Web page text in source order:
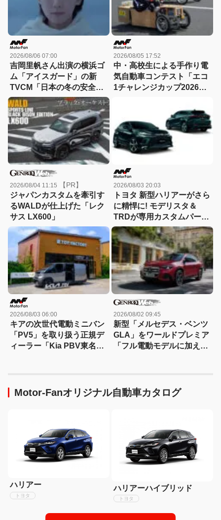
2026/08/06 07:00
吉岡里帆さん出演の横浜ゴ
ム「アイスガード」の新
TVCM「日本の冬の安全
は、スタッドレスタイヤが
守る。」が8月から放映開
始！
2026/08/05 17:52
中・高校生による手作り電
気自動車コンテスト「エコ
1チャレンジカップ2026」
2026/08/04 11:15 【PR】
ジャパンカスタムを牽引す
るWALDが仕上げた「レク
サス LX600」
2026/08/03 20:03
トヨタ 新型ハリアーがさら
に精悍に! モデリスタ＆
TRDが専用カスタムパーツ
を一斉発売、スポーティさ
を大幅パワーアップ!
2026/08/03 06:00
キアの次世代電動ミニバン
「PV5」を取り扱う正規デ
ィーラー「Kia PBV東名横
2026/08/02 09:45
新型「メルセデス・ベンツ
GLA」をワールドプレミア
「フル電動モデルに加えて
Motor-Fanオリジナル自動車カタログ
ハリアー
トヨタ
ハリアーハイブリッド
トヨタ